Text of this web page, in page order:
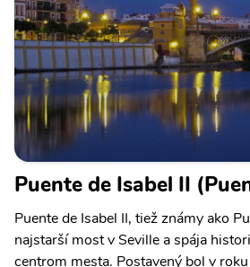
Puente de Isabel II
Puente de Isabel II, tiež známy ako
najstarší most v Seville a spája
centrom mesta. Postavený bol v